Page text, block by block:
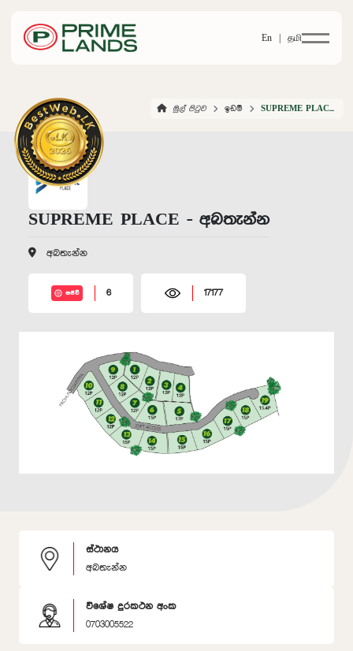
En | தமி
මුල් පිටුව ඉඩම් SUPREME PLACE AMBATHENNA
SUPREME PLACE - අබතැන්න
අබතැන්න
සජීවී 6 17177
ස්ථානය
අබතැන්න
විශේෂ දුරකථන අංක
0703005522